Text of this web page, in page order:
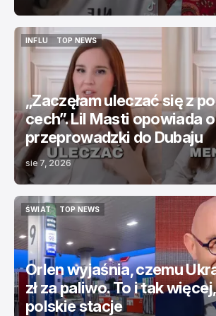
INFLU
INFLU
TOP NEWS
TOP NEWS
„Zaczęłam uleczać się z
cech”. Lil Masti opowiada
przeprowadzki do Dubaju
sie 7, 2026
ŚWIAT
ŚWIAT
TOP NEWS
Orlen wyjaśnia, czemu
zł za paliwo. To i tak
polskie stacje